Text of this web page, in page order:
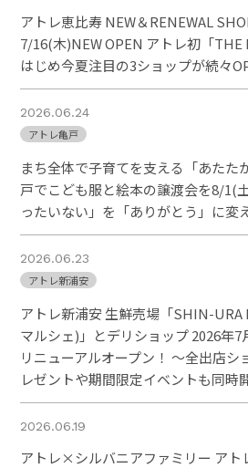
アトレ恵比寿 NEW＆RENEWAL
7/16(木)NEW OPEN アトレ初「THE
はじめ今夏注目の3ショップが続々
2026.06.24
アトレ亀戸
まち全体で子育てを支える「あたた
戸でこども服と絵本の譲渡会を8/1(
ったいない」を「ありがとう」に変
2026.06.23
アトレ新浦安
アトレ新浦安 生鮮売場「SHIN-URA
マルシェ)」とデリショップ 2026年7
リニューアルオープン！ ～全出店シ
レゼントや期間限定イベントも同時
2026.06.19
アトレ×シルバニアファミリー アト